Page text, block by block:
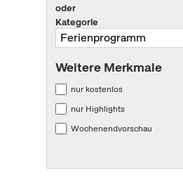
oder
Kategorie
Weitere Merkmale
nur kostenlos
nur Highlights
Wochenendvorschau